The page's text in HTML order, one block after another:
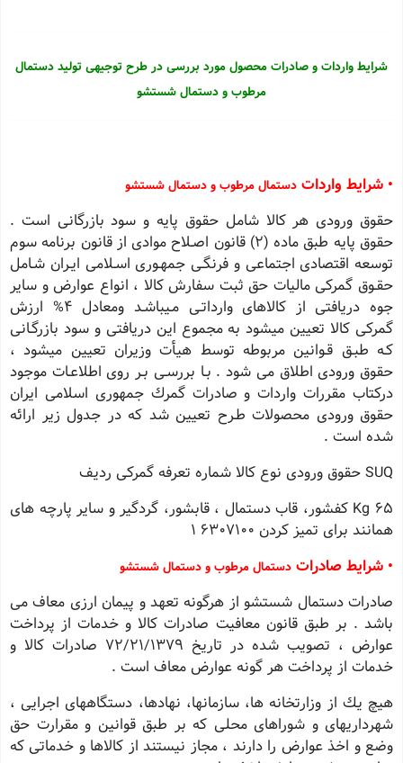
شرایط واردات و صادرات محصول مورد بررسی در طرح توجیهی تولید دستمال
مرطوب و دستمال شستشو
• شرایط واردات دستمال مرطوب و دستمال شستشو
حقوق ورودی هر كالا شامل حقوق پایه و سود بازرگانی است .
حقوق پایه طبق ماده (2) قانون اصـلاح موادی از قانون برنامه سوم
توسعه اقتصادی اجتماعی و فرنگـی جمهـوری اسـلامی ایـران شـامل
حقـوق گمركی مالیات حق ثبت سفارش كالا ، انواع عوارض و سایر
جوه دریافتی از كالاهای وارداتـی مـیباشـد ومعادل 4% ارزش
گمركی كالا تعیین میشود به مجموع این دریافتی و سود بازرگـانی
كـه طبـق قـوانین مربوطه توسط هیأت وزیران تعیین میشود ،
حقوق ورودی اطلاق می شود . بـا بررسـی بـر روی اطلاعـات موجود
دركتاب مقررات واردات و صادرات گمرك جمهوری اسلامی ایران
حقوق ورودی محصولات طـرح تعیین شد كه در جدول زیر ارائه
شده است .
SUQ حقوق ورودی نوع كالا شماره تعرفه گمركی ردیف
Kg 65 كفشور، قاب دستمال ، قابشور، گردگیر و سایر پارچه های
همانند برای تمیز كردن 6307100 1
• شرایط صادرات دستمال مرطوب و دستمال شستشو
صادرات دستمال شستشو از هرگونه تعهد و پیمان ارزی معاف می
باشد . بر طبق قانون معافیت صادرات كالا و خدمات از پرداخت
عوارض ، تصویب شده در تاریخ ٧٢/٢١/١٣٧٩ صادرات كالا و
خدمات از پرداخت هر گونه عوارض معاف است .
هیچ یك از وزارتخانه ها، سازمانها، نهادها، دستگاههای اجرایی ،
شهرداریهای و شوراهای محلی كه بر طبق قوانین و مقرارت حق
وضع و اخذ عوارض را دارند ، مجاز نیستند از كالاها و خدماتی كه